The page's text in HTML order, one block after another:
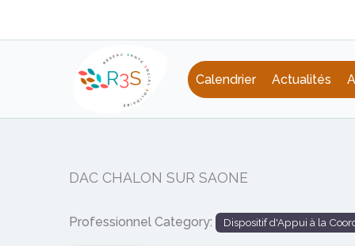
Calendrier Actualités
DAC CHALON SUR SAONE
Professionnel Category: Dispositif d'Appui à la